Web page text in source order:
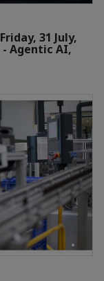
31 July,
Agentic AI,